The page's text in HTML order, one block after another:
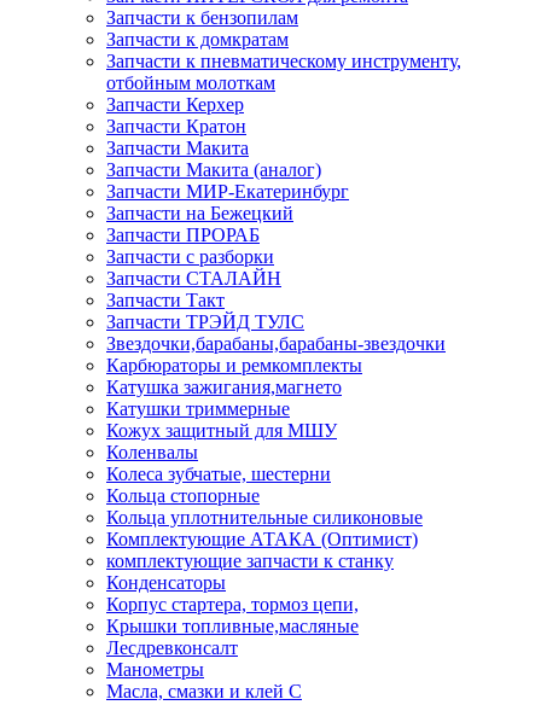
Запчасти к бензопилам
Запчасти к домкратам
Запчасти к пневматическому инструменту,
отбойным молоткам
Запчасти Керхер
Запчасти Кратон
Запчасти Макита
Запчасти Макита (аналог)
Запчасти МИР-Екатеринбург
Запчасти на Бежецкий
Запчасти ПРОРАБ
Запчасти с разборки
Запчасти СТАЛАЙН
Запчасти Такт
Запчасти ТРЭЙД ТУЛС
Звездочки,барабаны,барабаны-звездочки
Карбюраторы и ремкомплекты
Катушка зажигания,магнето
Катушки триммерные
Кожух защитный для МШУ
Коленвалы
Колеса зубчатые, шестерни
Кольца стопорные
Кольца уплотнительные силиконовые
Комплектующие АТАКА (Оптимист)
комплектующие запчасти к станку
Конденсаторы
Корпус стартера, тормоз цепи,
Крышки топливные,масляные
Лесдревконсалт
Манометры
Масла, смазки и клей С